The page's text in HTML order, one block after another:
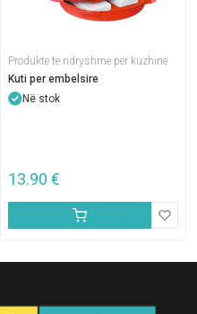
Produkte të ndryshme për kuzhinë
Kuti per embelsire
Në stok
13.90 €